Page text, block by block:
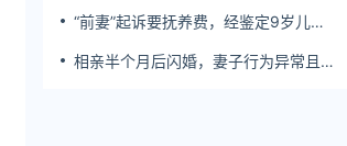
“前妻”起诉要抚养费，经鉴定9岁儿子
相亲半个月后闪婚，妻子行为异常且持